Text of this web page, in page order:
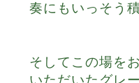
奏にもいっそう
そしてこの場を
いただいたグレ